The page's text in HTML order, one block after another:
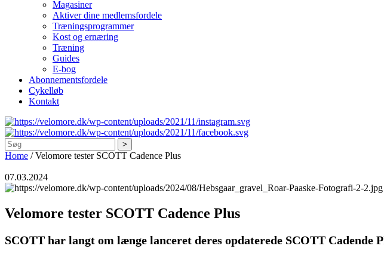
Magasiner
Aktiver dine medlemsfordele
Træningsprogrammer
Kost og ernæring
Træning
Guides
E-bog
Abonnementsfordele
Cykelløb
Kontakt
Søg
Home /Velomore tester SCOTT Cadence Plus
07.03.2024
Velomore tester SCOTT Cadence Plus
SCOTT har langt om længe lanceret deres opdaterede SCOTT